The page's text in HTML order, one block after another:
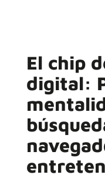
El chip
digital: